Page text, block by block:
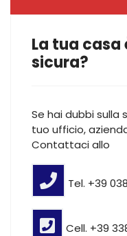
La tua
sicura?
Se hai dubbi sulla
tuo ufficio,
Contattaci allo
Tel. +39
Cell. +39